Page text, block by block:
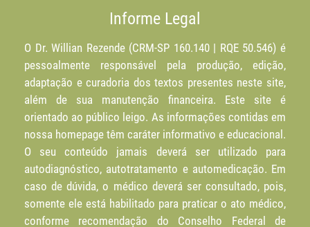
Informe Legal
O Dr. Willian Rezende (CRM-SP 160.140 | RQE 50.546) é
pessoalmente responsável pela produção, edição,
adaptação e curadoria dos textos presentes neste site,
além de sua manutenção financeira. Este site é
orientado ao público leigo. As informações contidas em
nossa homepage têm caráter informativo e educacional.
O seu conteúdo jamais deverá ser utilizado para
autodiagnóstico, autotratamento e automedicação. Em
caso de dúvida, o médico deverá ser consultado, pois,
somente ele está habilitado para praticar o ato médico,
conforme recomendação do Conselho Federal de